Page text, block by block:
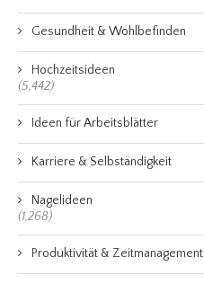
Gesundheit & Wohlbefinden
Hochzeitsideen
(5,442)
Ideen für Arbeitsblätter
Karriere & Selbständigkeit
Nagelideen
(1,268)
Produktivität & Zeitmanagement